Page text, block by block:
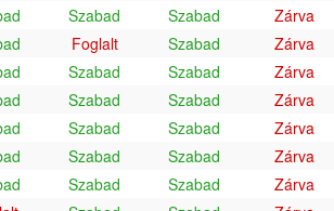
Szabad Szabad
Zárva
Foglalt Szabad
Zárva
Szabad Szabad
Zárva
Szabad Szabad
Zárva
Szabad Szabad
Zárva
Szabad Szabad
Zárva
Szabad Szabad
Zárva